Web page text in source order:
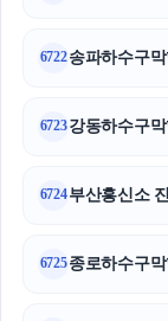
6722송파하수구
6723강동하수구
6724부산흥신소
6725종로하수구